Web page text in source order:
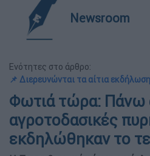
Newsroom
Ενότητες στο άρθρο:
📌 Διερευνώνται τα αίτια
Φωτιά τώρα: Πάνω
αγροτοδασικές
εκδηλώθηκαν το